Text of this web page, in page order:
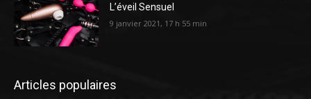
L’éveil Sensuel
9 janvier 2021, 17 h 55 min
Articles populaires